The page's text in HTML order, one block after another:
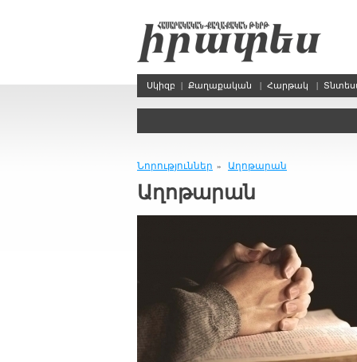
Սկիզբ | Քաղաքական | Հարթակ |
Նորություններ » Աղոթարան
Աղոթարան